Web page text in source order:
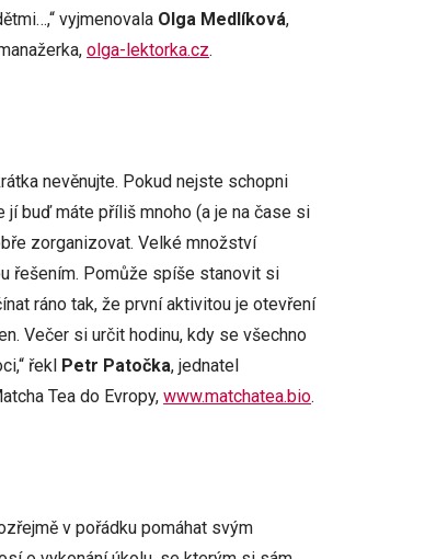
vyjmenovala Olga Medlíková,
olga-lektorka.cz.
nevěnujte. Pokud nejste schopni
jí buď máte příliš mnoho (a je na čase si
zorganizovat. Velké množství
řešením. Pomůže spíše stanovit si
ráno tak, že první aktivitou je otevření
Večer si určit hodinu, kdy se všechno
řekl Petr Patočka, jednatel
Tea do Evropy, www.matchatea.bio.
v pořádku pomáhat svým